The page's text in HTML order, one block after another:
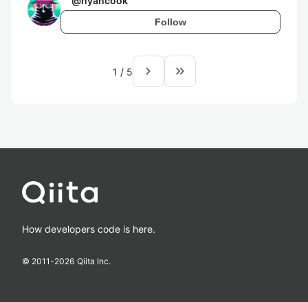
Follow
1 / 5 navigate_next keyboard_double_arrow_right
How developers code is here.
© 2011-2026 Qiita Inc.